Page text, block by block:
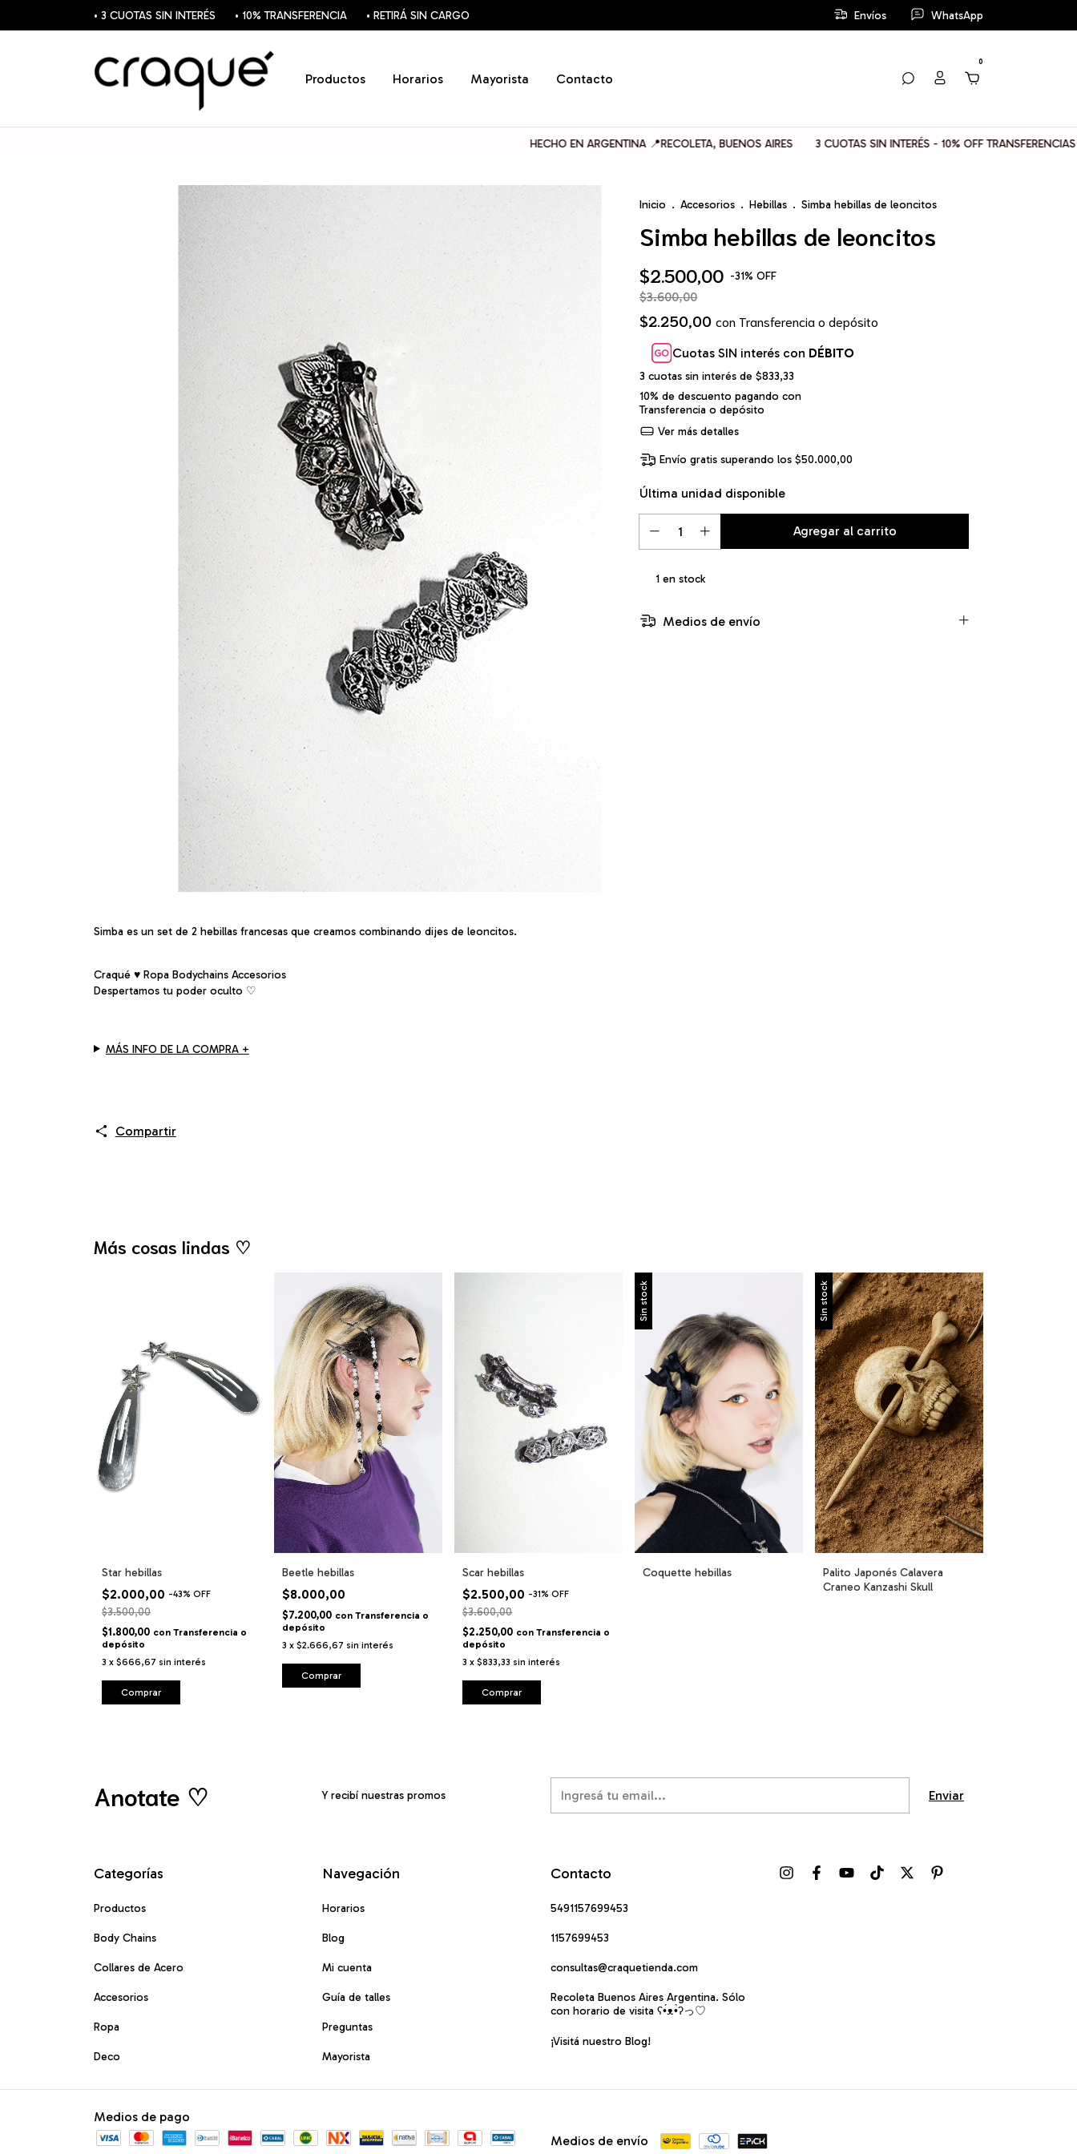
• 3 CUOTAS SIN INTERÉS • 10% TRANSFERENCIA • RETIRÁ SIN CARGO Envíos WhatsApp
Productos Horarios Mayorista Contacto
0
HECHO EN ARGENTINA 📍RECOLETA, BUENOS AIRES 3 CUOTAS SIN INTERÉS - 10% OFF TRANSFERENCIAS 📦
Inicio . Accesorios . Hebillas . Simba hebillas de leoncitos
Simba hebillas de leoncitos
$2.500,00 -31% OFF
$3.600,00
$2.250,00 con Transferencia o depósito
Cuotas SIN interés con DÉBITO
3 cuotas sin interés de $833,33
10% de descuento pagando con
Transferencia o depósito
Ver más detalles
Envío gratis superando los$50.000,00
Última unidad disponible
1en stock
Medios de envío
Simba es un set de 2 hebillas francesas que creamos combinando dijes de leoncitos.
Craqué ♥ Ropa Bodychains Accesorios
Despertamos tu poder oculto ♡︎
MÁS INFO DE LA COMPRA +
Compartir
Más cosas lindas ♡
Star hebillas
$2.000,00 -43% OFF
$3.500,00
$1.800,00 con Transferencia o
depósito
3 x $666,67 sin interés
Beetle hebillas
$8.000,00
$7.200,00 con Transferencia o
depósito
3 x $2.666,67 sin interés
Scar hebillas
$2.500,00 -31% OFF
$3.600,00
$2.250,00 con Transferencia o
depósito
3 x $833,33 sin interés
Sin stock
Coquette hebillas
Sin stock
Palito Japonés Calavera
Craneo Kanzashi Skull
Anotate ♡ Y recibí nuestras promos
Categorías
Productos
Body Chains
Collares de Acero
Accesorios
Ropa
Deco
Navegación
Horarios
Blog
Mi cuenta
Guía de talles
Preguntas
Mayorista
Contacto
5491157699453
1157699453
consultas@craquetienda.com
Recoleta Buenos Aires Argentina. Sólo
con horario de visita ʕ•́ᴥ•̀ʔっ♡
¡Visitá nuestro Blog!
Medios de pago
Medios de envío